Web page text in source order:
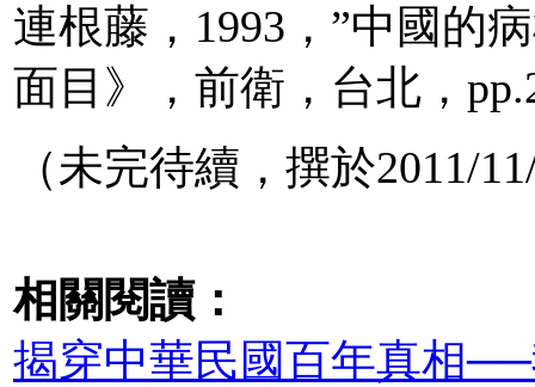
連根藤，1993，”中國的
面目》，前衛，台北，
（未完待續，撰於2011/
相關閱讀：
揭穿中華民國百年真相